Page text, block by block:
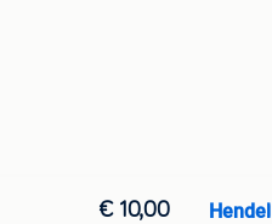
€ 10,00 Hendel